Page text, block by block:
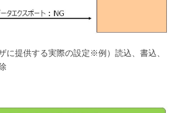
に提供する実際の設定※例）読込、書込、